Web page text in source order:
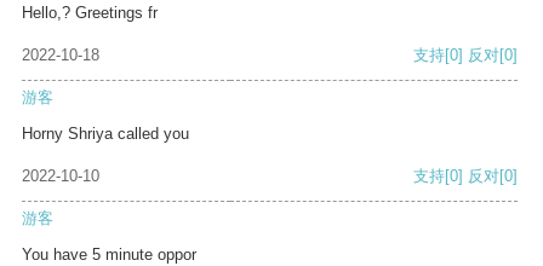
Hello,? Greetings fr
2022-10-18 支持[0] 反对[0]
游客
Horny Shriya called you
2022-10-10 支持[0] 反对[0]
游客
You have 5 minute oppor